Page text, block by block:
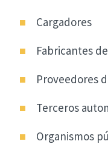
Cargadores
Fabricantes
Proveedores
Terceros
Organismos